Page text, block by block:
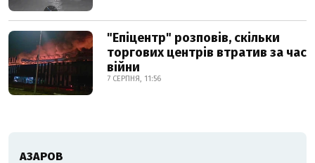
"Епіцентр" розповів, скільки
торгових центрів втратив за час
війни
7 СЕРПНЯ, 11:56
АЗАРОВ